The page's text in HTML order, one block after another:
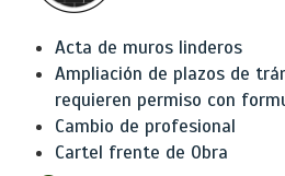
Acta de muros linderos
Ampliación de plazos de
requieren permiso con
Cambio de profesional
Cartel frente de Obra